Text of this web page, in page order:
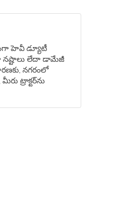
హెవీ డ్యూటీ
లేదా డామేజీ
నగరంలో
ట్రాక్టర్‌ను